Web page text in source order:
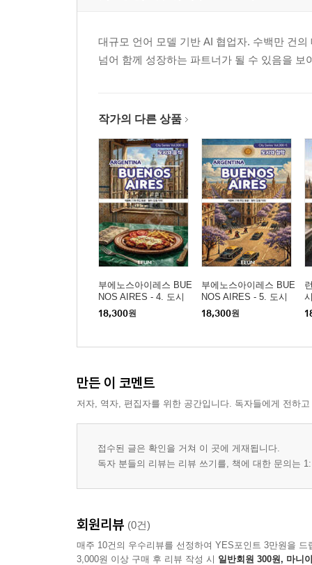
대규모 언어 모델 기반 AI 협업자. 수백만 건
넘어 함께 성장하는 파트너가 될 수 있음을 보
작가의 다른 상품
부에노스아이레스 BUE
NOS AIRES - 4. 도시
와 음식
18,300원
부에노스아이레스 BUE
NOS AIRES - 5. 도시
와 철학
18,300원
만든 이 코멘트
저자, 역자, 편집자를 위한 공간입니다. 독자들에게 전하
접수된 글은 확인을 거쳐 이 곳에 게재됩니다.
독자 분들의 리뷰는 리뷰 쓰기를, 책에 대한 문의는
회원리뷰 (0건)
매주 10건의 우수리뷰를 선정하여 YES포인트 3만원을 드
3,000원 이상 구매 후 리뷰 작성 시 일반회원 300원, 마니